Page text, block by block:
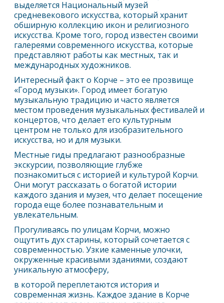
выделяется Национальный музей
средневекового искусства, который хранит
обширную коллекцию икон и религиозного
искусства. Кроме того, город известен своими
галереями современного искусства, которые
представляют работы как местных, так и
международных художников.
Интересный факт о Корче – это ее прозвище
«Город музыки». Город имеет богатую
музыкальную традицию и часто является
местом проведения музыкальных фестивалей и
концертов, что делает его культурным
центром не только для изобразительного
искусства, но и для музыки.
Местные гиды предлагают разнообразные
экскурсии, позволяющие глубже
познакомиться с историей и культурой Корчи.
Они могут рассказать о богатой истории
каждого здания и музея, что делает посещение
города еще более познавательным и
увлекательным.
Прогуливаясь по улицам Корчи, можно
ощутить дух старины, который сочетается с
современностью. Узкие каменные улочки,
окруженные красивыми зданиями, создают
уникальную атмосферу,
в которой переплетаются история и
современная жизнь. Каждое здание в Корче